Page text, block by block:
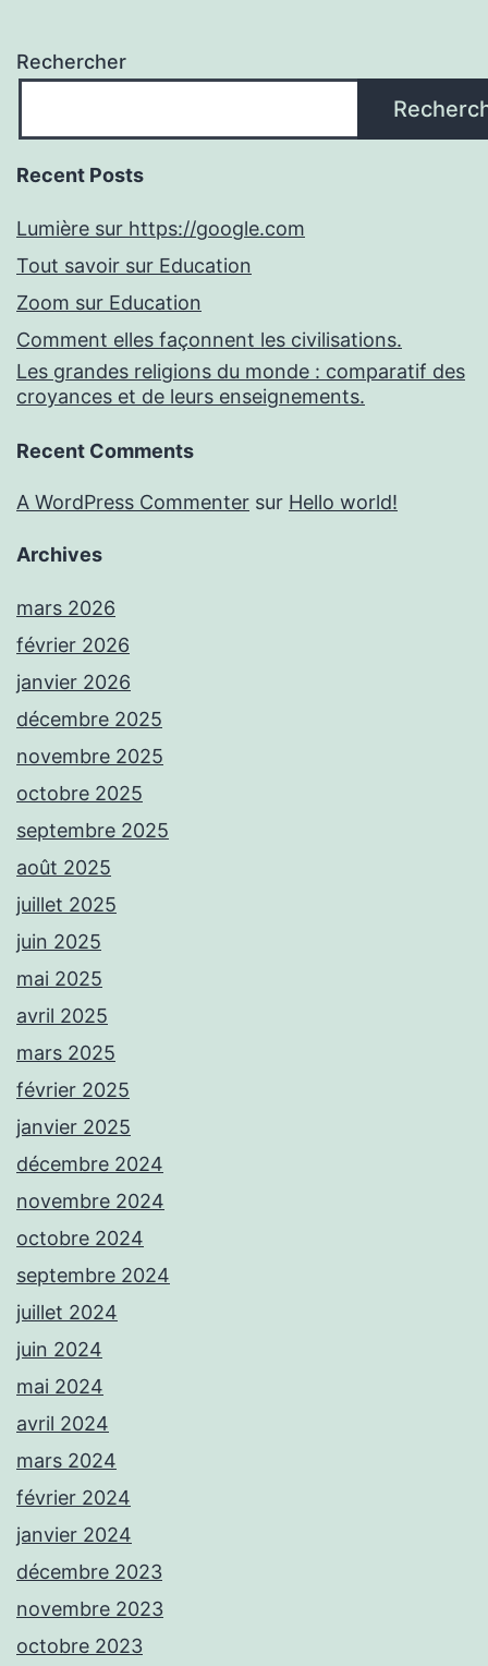
Rechercher
Recent Posts
Lumière sur https://google.com
Tout savoir sur Education
Zoom sur Education
Comment elles façonnent les civilisations.
Les grandes religions du monde : comparatif des
croyances et de leurs enseignements.
Recent Comments
A WordPress Commenter sur Hello world!
Archives
mars 2026
février 2026
janvier 2026
décembre 2025
novembre 2025
octobre 2025
septembre 2025
août 2025
juillet 2025
juin 2025
mai 2025
avril 2025
mars 2025
février 2025
janvier 2025
décembre 2024
novembre 2024
octobre 2024
septembre 2024
juillet 2024
juin 2024
mai 2024
avril 2024
mars 2024
février 2024
janvier 2024
décembre 2023
novembre 2023
octobre 2023